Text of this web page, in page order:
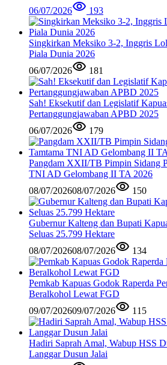
06/07/2026
193
Singkirkan Meksiko 3-2, Inggris
Piala Dunia 2026
06/07/2026
181
Sah! Eksekutif dan Legislatif
Pertanggungjawaban APBD 2025
06/07/2026
179
Pangdam XXII/TB Pimpin Sidang
TNI AD Gelombang II TA 2026
08/07/202608/07/2026 150
Gubernur Kalteng dan Bupati
Seluas 25.799 Hektare
08/07/202608/07/2026 134
Pemkab Kapuas Godok Raperda
Beralkohol Lewat FGD
09/07/202609/07/2026 115
Hadiri Saprah Amal, Wabup HSS
Langgar Dusun Jalai